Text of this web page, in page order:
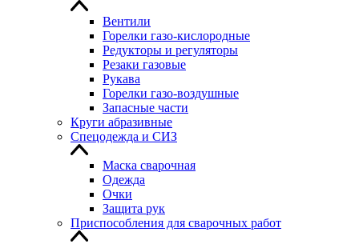
Вентили
Горелки газо-кислородные
Редукторы и регуляторы
Резаки газовые
Рукава
Горелки газо-воздушные
Запасные части
Круги абразивные
Спецодежда и СИЗ
Маска сварочная
Одежда
Очки
Защита рук
Приспособления для сварочных работ